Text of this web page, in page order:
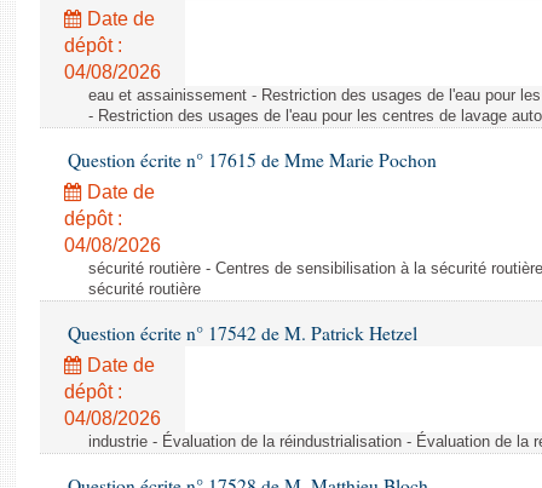
Date de
dépôt :
04/08/2026
eau et assainissement - Restriction des usages de l'eau pour
- Restriction des usages de l'eau pour les centres de lavage
Question écrite n° 17615 de Mme Marie Pochon
Date de
dépôt :
04/08/2026
sécurité routière - Centres de sensibilisation à la sécurité
sécurité routière
Question écrite n° 17542 de M. Patrick Hetzel
Date de
dépôt :
04/08/2026
industrie - Évaluation de la réindustrialisation - Évaluation de la